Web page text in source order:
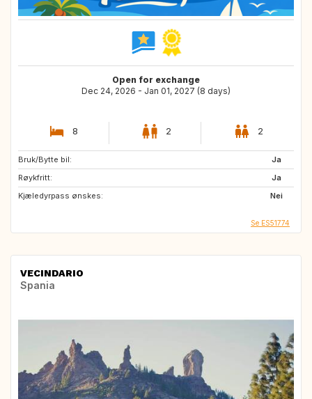
Open for exchange
Dec 24, 2026 - Jan 01, 2027 (8 days)
8 2 2
Bruk/Bytte bil:
Ja
Røykfritt:
Ja
Kjæledyrpass ønskes:
Nei
Se ES51774
VECINDARIO
Spania